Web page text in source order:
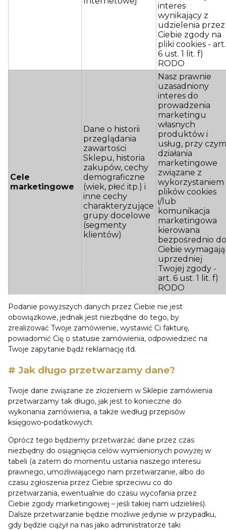
interes
wynikający z
udzielenia przez
Ciebie zgody na
pliki cookies - art.
6 ust. 1 lit. f)
RODO
Cele
marketingowe
Dane o historii
przeglądania
zawartości
Sklepu, historia
zakupów, cechy
demograficzne
(wiek, płeć itp.) i
inne cechy
charakteryzujące
grupy docelowe
(segmenty
klientów)
Nasz prawnie
uzasadniony
interes do
prowadzenia
marketingu
własnych
produktów i
usług, przy
działania
marketingowe
związane z
wykorzystaniem
plików cookies
i/lub
komunikacja
marketingowa
kierowana
bezpośrednio
Ciebie wymagają
uprzedniej
Twojej zgody -
art. 6 ust. 1 lit. f)
RODO
Podanie powyższych danych przez Ciebie nie jest
obowiązkowe, jednak jest niezbędne do tego, by
zrealizować Twoje zamówienie, wystawić Ci fakturę,
powiadomić Cię o statusie zamówienia, odpowiedzieć na
Twoje zapytanie bądź reklamację itd.
# Jak długo przetwarzamy dane?
Twoje dane związane ze złożeniem w Sklepie zamówienia
przetwarzamy tak długo, jak jest to konieczne do
wykonania zamówienia, a także według przepisów
księgowo-podatkowych.
Oprócz tego będziemy przetwarzać dane przez czas
niezbędny do osiągnięcia celów wymienionych powyżej w
tabeli (a zatem do momentu ustania naszego interesu
prawnego, umożliwiającego nam przetwarzanie, albo do
czasu zgłoszenia przez Ciebie sprzeciwu co do
przetwarzania, ewentualnie do czasu wycofania przez
Ciebie zgody marketingowej – jeśli takiej nam udzieliłeś).
Dalsze przetwarzanie będzie możliwe jedynie w przypadku,
gdy będzie ciążył na nas jako administratorze taki